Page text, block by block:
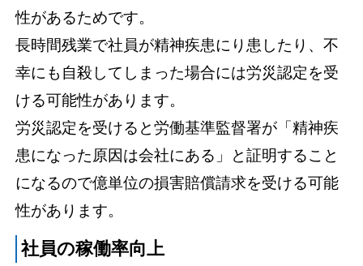
性があるためです。
長時間残業で社員が精神疾患にり患したり、不
幸にも自殺してしまった場合には労災認定を受
ける可能性があります。
労災認定を受けると労働基準監督署が「精神疾
患になった原因は会社にある」と証明すること
になるので億単位の損害賠償請求を受ける可能
性があります。
社員の稼働率向上